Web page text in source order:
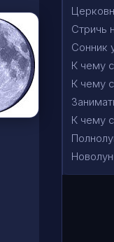
Стричь
Сонник
К чему
К чему
К чему